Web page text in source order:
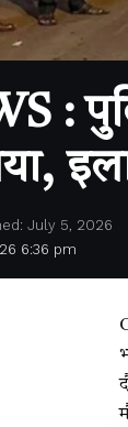
:
6:36 pm
July 5, 2026